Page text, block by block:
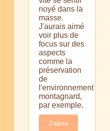
noyé dans la
masse.
J'aurais aimé
voir plus de
focus sur des
aspects
comme la
préservation
de
l'environnement
montagnard,
par exemple.
J'aime